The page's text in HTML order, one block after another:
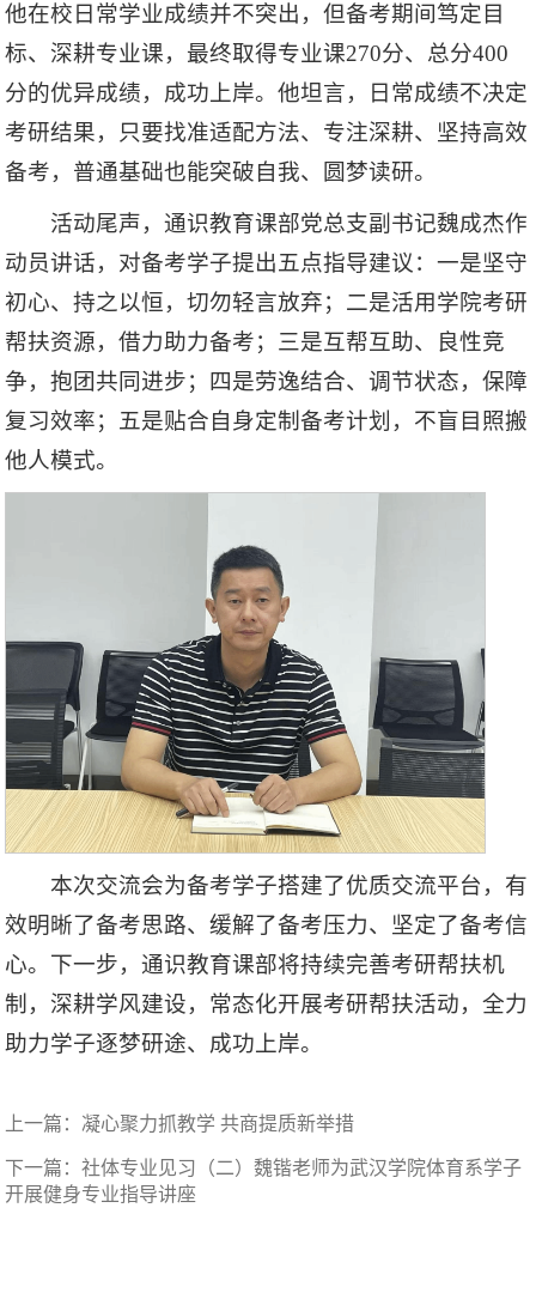
他在校日常学业成绩并不突出，但备考期间笃定目
标、深耕专业课，最终取得专业课270分、总分400
分的优异成绩，成功上岸。他坦言，日常成绩不决定
考研结果，只要找准适配方法、专注深耕、坚持高效
备考，普通基础也能突破自我、圆梦读研。
活动尾声，通识教育课部党总支副书记魏成杰作
动员讲话，对备考学子提出五点指导建议：一是坚守
初心、持之以恒，切勿轻言放弃；二是活用学院考研
帮扶资源，借力助力备考；三是互帮互助、良性竞
争，抱团共同进步；四是劳逸结合、调节状态，保障
复习效率；五是贴合自身定制备考计划，不盲目照搬
他人模式。
本次交流会为备考学子搭建了优质交流平台，有
效明晰了备考思路、缓解了备考压力、坚定了备考信
心。下一步，通识教育课部将持续完善考研帮扶机
制，深耕学风建设，常态化开展考研帮扶活动，全力
助力学子逐梦研途、成功上岸。
上一篇： 凝心聚力抓教学 共商提质新举措
下一篇：社体专业见习（二）魏锴老师为武汉学院体育系学子
开展健身专业指导讲座